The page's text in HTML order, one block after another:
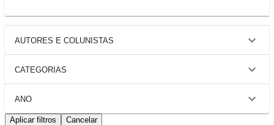
AUTORES E COLUNISTAS
CATEGORIAS
ANO
Aplicar filtros Cancelar